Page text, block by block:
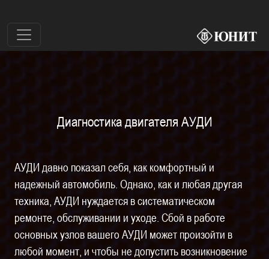
Диагностика двигателя АУДИ
АУДИ давно показал себя, как комфортный и
надежный автомобиль. Однако, как и любая другая
техника, АУДИ нуждается в систематическом
ремонте, обслуживании и уходе. Сбой в работе
основных узлов вашего АУДИ может произойти в
любой момент, и чтобы не допустить возникновение